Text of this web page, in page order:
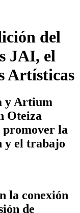
del
JAI, el
Artísticas
y Artium
Oteiza
promover la
y el trabajo
la conexión
de